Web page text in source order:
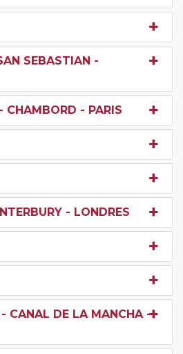
SEBASTIAN -
CHAMBORD - PARIS
- LONDRES
CANAL DE LA MANCHA -